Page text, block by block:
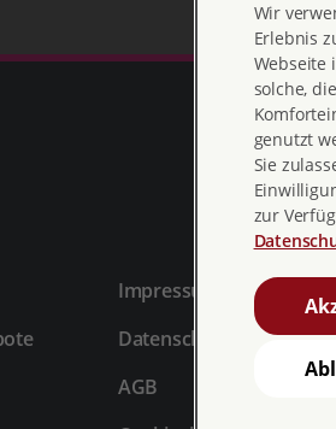
Impressum
Datenschutz
AGB
Wir
Erlebnis
Webseite
solche,
genutzt
Sie
zur